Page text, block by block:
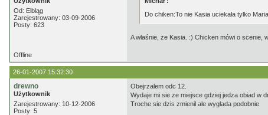
Od: Elbląg
Zarejestrowany: 03-09-2006
Posty: 623
Do chiken:To nie Kasia uciekała tylko
A właśnie, że Kasia. :) Chicken mówi o
Offline
26-01-2007 15:32:30
drewno
Użytkownik
Zarejestrowany: 10-12-2006
Posty: 5
Obejrzalem odc 12.
Wydaje mi sie ze miejsce gdziej jedza obiad w
Troche sie dzis zmienil ale wyglada podobnie